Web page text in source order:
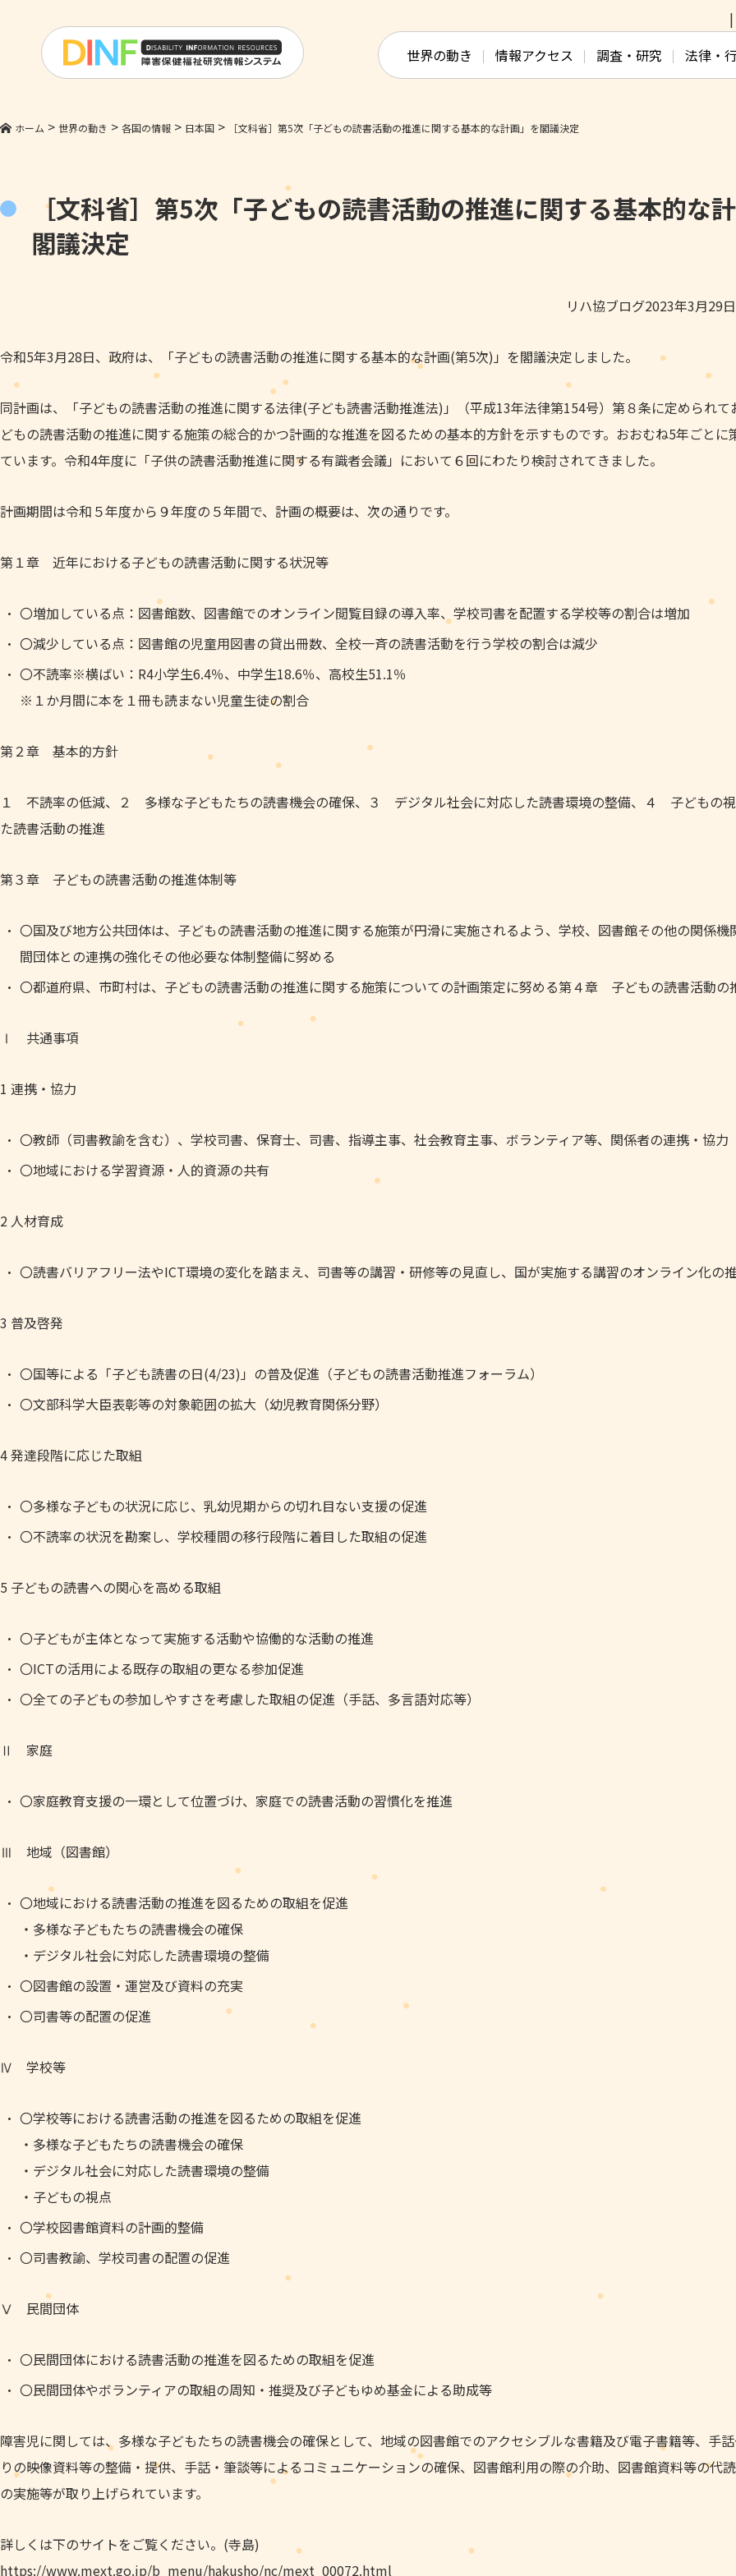
世界の動き 情報アクセス 調査・研究 法律・
ホーム > 世界の動き > 各国の情報 > 日本国 > ［文科省］第5次「子どもの読書活動の推進に関する基本的な計画」を閣議決定
［文科省］第5次「子どもの読書活動の推進に関する基本的な
閣議決定
リハ協ブログ2023年3月29
令和5年3月28日、政府は、「子どもの読書活動の推進に関する基本的な計画(第5次)」を閣議決定しました。
同計画は、「子どもの読書活動の推進に関する法律(子ども読書活動推進法)」（平成13年法律第154号）第８条に定められて
どもの読書活動の推進に関する施策の総合的かつ計画的な推進を図るための基本的方針を示すものです。おおむね5年ごとに
ています。令和4年度に「子供の読書活動推進に関する有識者会議」において６回にわたり検討されてきました。
計画期間は令和５年度から９年度の５年間で、計画の概要は、次の通りです。
第１章 近年における子どもの読書活動に関する状況等
〇増加している点：図書館数、図書館でのオンライン閲覧目録の導入率、学校司書を配置する学校等の割合は増加
〇減少している点：図書館の児童用図書の貸出冊数、全校一斉の読書活動を行う学校の割合は減少
〇不読率※横ばい：R4小学生6.4％、中学生18.6％、高校生51.1％
※１か月間に本を１冊も読まない児童生徒の割合
第２章 基本的方針
１ 不読率の低減、２ 多様な子どもたちの読書機会の確保、３ デジタル社会に対応した読書環境の整備、４ 子どもの
た読書活動の推進
第３章 子どもの読書活動の推進体制等
〇国及び地方公共団体は、子どもの読書活動の推進に関する施策が円滑に実施されるよう、学校、図書館その他の関係機
間団体との連携の強化その他必要な体制整備に努める
〇都道府県、市町村は、子どもの読書活動の推進に関する施策についての計画策定に努める第４章 子どもの読書活動の
Ⅰ 共通事項
1 連携・協力
〇教師（司書教諭を含む）、学校司書、保育士、司書、指導主事、社会教育主事、ボランティア等、関係者の連携・協力
〇地域における学習資源・人的資源の共有
2 人材育成
〇読書バリアフリー法やICT環境の変化を踏まえ、司書等の講習・研修等の見直し、国が実施する講習のオンライン化の
3 普及啓発
〇国等による「子ども読書の日(4/23)」の普及促進（子どもの読書活動推進フォーラム）
〇文部科学大臣表彰等の対象範囲の拡大（幼児教育関係分野）
4 発達段階に応じた取組
〇多様な子どもの状況に応じ、乳幼児期からの切れ目ない支援の促進
〇不読率の状況を勘案し、学校種間の移行段階に着目した取組の促進
5 子どもの読書への関心を高める取組
〇子どもが主体となって実施する活動や協働的な活動の推進
〇ICTの活用による既存の取組の更なる参加促進
〇全ての子どもの参加しやすさを考慮した取組の促進（手話、多言語対応等）
Ⅱ 家庭
〇家庭教育支援の一環として位置づけ、家庭での読書活動の習慣化を推進
Ⅲ 地域（図書館）
〇地域における読書活動の推進を図るための取組を促進
・多様な子どもたちの読書機会の確保
・デジタル社会に対応した読書環境の整備
〇図書館の設置・運営及び資料の充実
〇司書等の配置の促進
Ⅳ 学校等
〇学校等における読書活動の推進を図るための取組を促進
・多様な子どもたちの読書機会の確保
・デジタル社会に対応した読書環境の整備
・子どもの視点
〇学校図書館資料の計画的整備
〇司書教諭、学校司書の配置の促進
Ⅴ 民間団体
〇民間団体における読書活動の推進を図るための取組を促進
〇民間団体やボランティアの取組の周知・推奨及び子どもゆめ基金による助成等
障害児に関しては、多様な子どもたちの読書機会の確保として、地域の図書館でのアクセシブルな書籍及び電子書籍等、手
りの映像資料等の整備・提供、手話・筆談等によるコミュニケーションの確保、図書館利用の際の介助、図書館資料等の代
の実施等が取り上げられています。
詳しくは下のサイトをご覧ください。(寺島)
https://www.mext.go.jp/b_menu/hakusho/nc/mext_00072.html